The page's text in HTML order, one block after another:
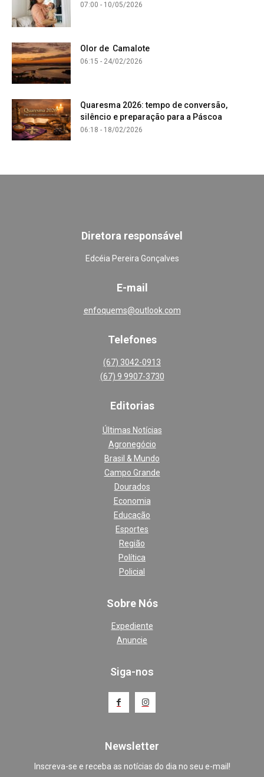
07:00 - 10/05/2026
Olor de Camalote
06:15 - 24/02/2026
Quaresma 2026: tempo de conversão,
silêncio e preparação para a Páscoa
06:18 - 18/02/2026
Diretora responsável
Edcéia Pereira Gonçalves
E-mail
enfoquems@outlook.com
Telefones
(67) 3042-0913
(67) 9 9907-3730
Editorias
Últimas Notícias
Agronegócio
Brasil & Mundo
Campo Grande
Dourados
Economia
Educação
Esportes
Região
Política
Policial
Sobre Nós
Expediente
Anuncie
Siga-nos
Newsletter
Inscreva-se e receba as notícias do dia no seu e-mail!